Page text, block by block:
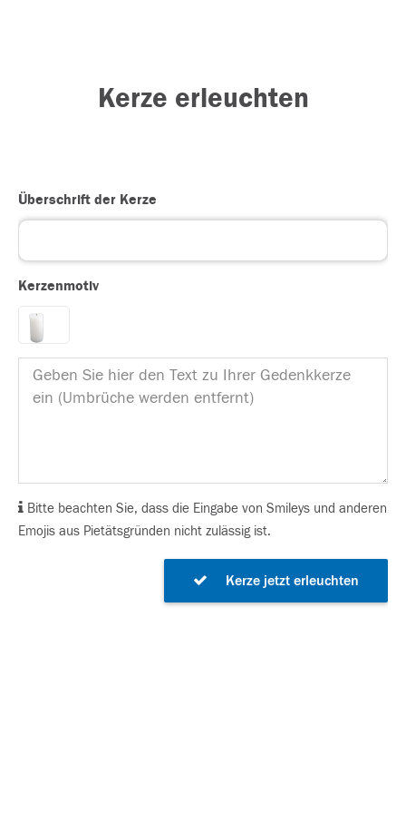
Kerze erleuchten
Überschrift der Kerze
Kerzenmotiv
Bitte beachten Sie, dass die Eingabe von Smileys und anderen
Emojis aus Pietätsgründen nicht zulässig ist.
Kerze jetzt erleuchten